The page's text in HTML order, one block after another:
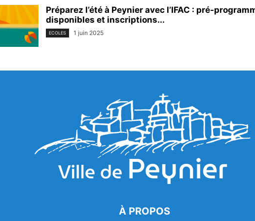
Préparez l’été à Peynier avec l’IFAC : pré-
disponibles et inscriptions...
ECOLES 1 juin 2025
À PROPOS